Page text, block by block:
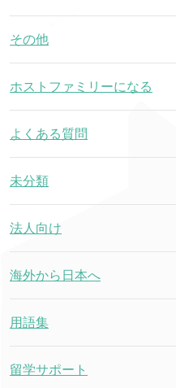
その他
ホストファミリーになる
よくある質問
未分類
法人向け
海外から日本へ
用語集
留学サポート